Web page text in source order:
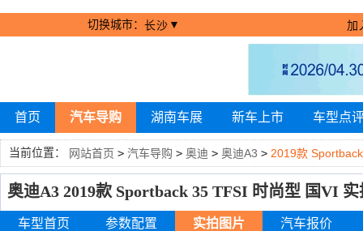
切换城市： 长沙 ▼ 加
首页 汽车导购 湖南车展 新车上市 车型点
当前位置： 网站首页 > 汽车导购 > 奥迪 > 奥迪A3 > 2019款
奥迪A3 2019款 Sportback 35 TFSI 时尚型 国VI
车型首页 参数配置 实拍图片 汽车报价